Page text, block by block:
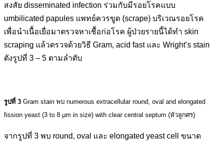
สงสัย disseminated infection ร่วมกับมีรอยโรคแบบ
umbilicated papules แพทย์ควรขูด (scrape) บริเวณรอยโรค
เพื่อนำเนื้อเยื่อมาตรวจหาเชื้อก่อโรค ผู้ป่วยรายนี้ได้ทำ skin
scraping แล้วตรวจด้วยวิธี Gram, acid fast และ Wright’s stain
ดังรูปที่ 3 – 5 ตามลำดับ
รูปที่ 3 Gram stain พบ numerous extracellular round, oval and elongated
fission yeast (3 to 8 µm in size) with clear central septum (หัวลูกศร)
จากรูปที่ 3 พบ round, oval และ elongated yeast cell ขนาด